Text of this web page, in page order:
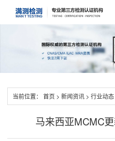
当前位置： 首页 > 新闻资讯 > 行业动态
马来西亚MCMC